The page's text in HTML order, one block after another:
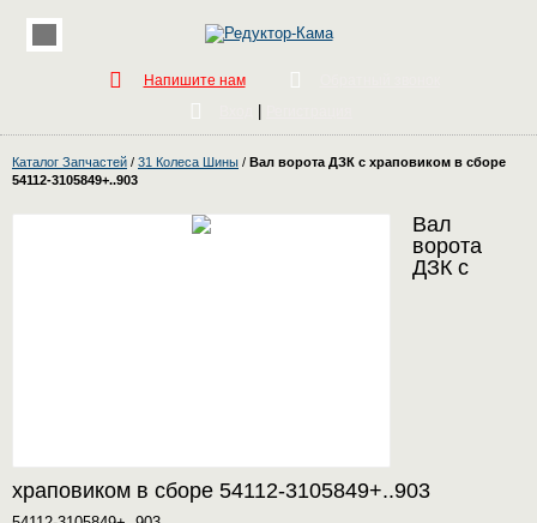
Напишите нам
Каталог Запчастей / 31 Колеса Шины / Вал ворота ДЗК с храповиком в сборе
54112-3105849+..903
Вал
ворота
ДЗК с
храповиком в сборе 54112-3105849+..903